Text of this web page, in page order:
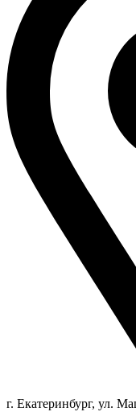
г. Екатеринбург, ул.